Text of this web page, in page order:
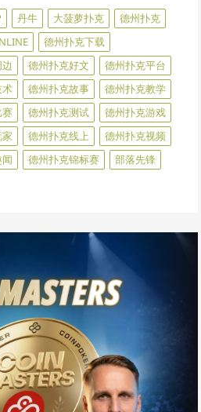
丹牛 大菠萝扑克
德州扑克
德州扑克下载
德州扑克好文
德州扑克平台
术 德州扑克故事
德州扑克教学
赛 德州扑克测试
德州扑克游戏
德州扑克线上
德州扑克视频
德州扑克锦标赛
部落先锋